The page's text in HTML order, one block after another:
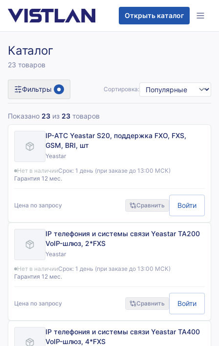
Открыть каталог
Каталог
23 товаров
Фильтры ● Сортировка:
Показано 23 из 23 товаров
IP-АТС Yeastar S20, поддержка FXO, FXS,
GSM, BRI, шт
Yeastar
Нет в наличииСрок: 1 день (при заказе до 13:00 МСК)
Гарантия 12 мес.
Цена по запросу Сравнить Войти
IP телефония и системы связи Yeastar TA200
VoIP-шлюз, 2*FXS
Yeastar
Нет в наличииСрок: 1 день (при заказе до 13:00 МСК)
Гарантия 12 мес.
Цена по запросу Сравнить Войти
IP телефония и системы связи Yeastar TA400
VoIP-шлюз, 4*FXS